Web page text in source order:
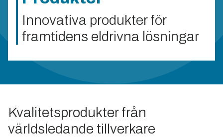
Innovativa produkter för
framtidens eldrivna lösningar
Kvalitetsprodukter från
världsledande tillverkare